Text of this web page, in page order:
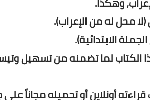
محل له من الإعراب).
الابتدائية).
الكتاب لما تضمنه من تسهيل
قراءته أونلاين أو تحميله مجاناً